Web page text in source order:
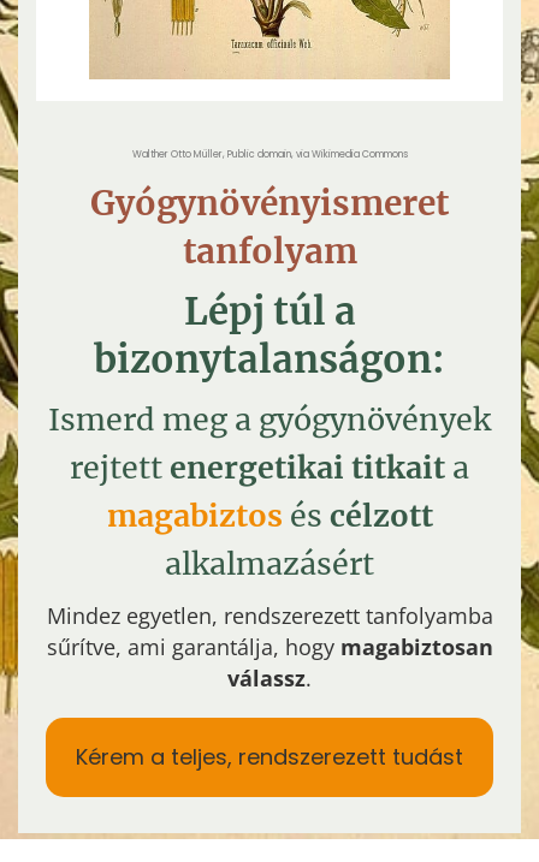
Walther Otto Müller, Public domain, via Wikimedia Commons
Gyógynövényismeret
tanfolyam
Lépj túl a
bizonytalanságon:
Ismerd meg a gyógynövények
rejtett energetikai titkait a
magabiztos és célzott
alkalmazásért
Mindez egyetlen, rendszerezett tanfolyamba
sűrítve, ami garantálja, hogy magabiztosan
válassz.
Kérem a teljes, rendszerezett tudást